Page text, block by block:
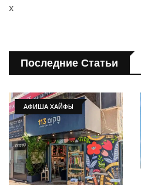
x
Последние Статьи
АФИША ХАЙФЫ